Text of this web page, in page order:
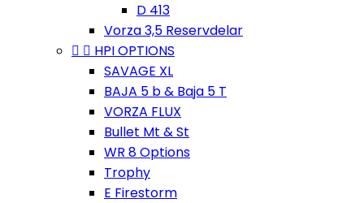
D 413
Vorza 3,5 Reservdelar
  HPI OPTIONS
SAVAGE XL
BAJA 5 b & Baja 5 T
VORZA FLUX
Bullet Mt & St
WR 8 Options
Trophy
E Firestorm